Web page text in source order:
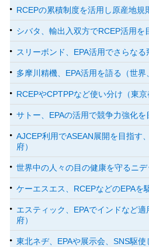
RCEPの累積制度を活用し原産地規
シバタ、輸出入双方でRCEP活用を
スリーボンド、EPA活用でさらなる
多摩川精機、EPA活用を語る（世界
RCEPやCPTPPなど使い分け（東京
サトー、EPAの活用で競争力強化を
AJCEP利用でASEAN展開を目指す
府）
世界中の人々の目の健康を守るニデ
ケーエスエス、RCEPなどのEPAを
エスティック、EPAでインドなど
府）
東北ネヂ、EPAや展示会、SNS駆